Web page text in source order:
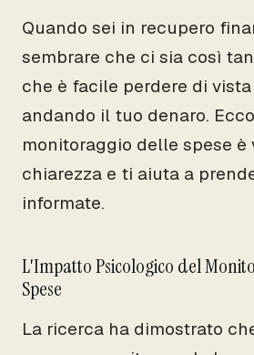
Quando sei in recupero
sembrare che ci sia così
che è facile perdere di
andando il tuo denaro.
monitoraggio delle spese
chiarezza e ti aiuta a
informate.
L'Impatto Psicologico del
Spese
La ricerca ha dimostrato